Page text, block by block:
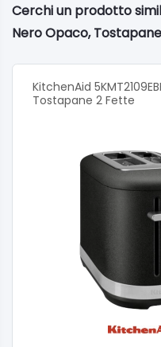
Corpo del tostapane
Vassoio
Cerchi un prodotto
Nero Opaco,
KitchenAid
Tostapane 2 Fette